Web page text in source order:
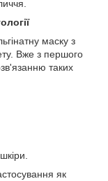
маску з
Вже з першого
таких
як